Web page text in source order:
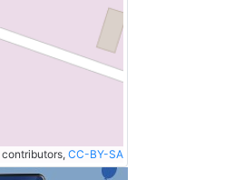
contributors, CC-BY-SA